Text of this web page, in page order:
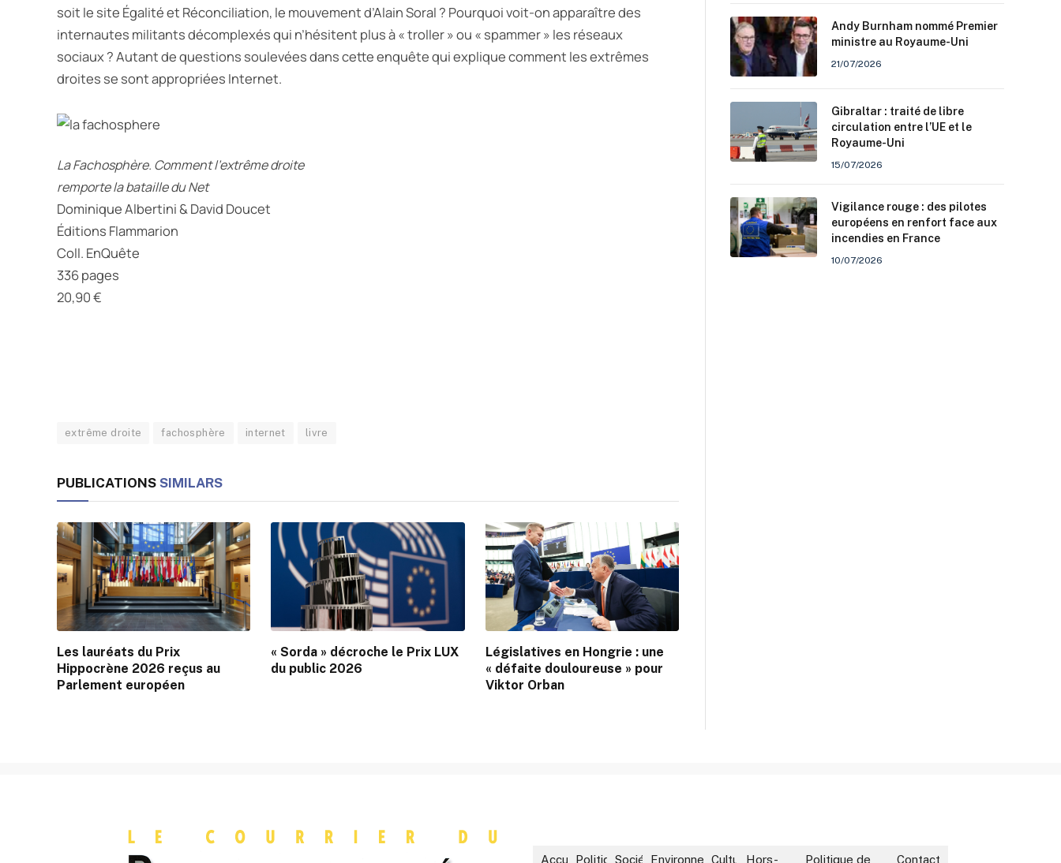
soit le site Égalité et Réconciliation, le mouvement d’Alain Soral ? Pourquoi voit-on apparaître des
internautes militants décomplexés qui n’hésitent plus à « troller » ou « spammer » les réseaux
sociaux ? Autant de questions soulevées dans cette enquête qui explique comment les extrêmes
droites se sont appropriées Internet.
La Fachosphère. Comment l’extrême droite
remporte la bataille du Net
Dominique Albertini & David Doucet
Éditions Flammarion
Coll. EnQuête
336 pages
20,90 €
extrême droite fachosphère internet livre
PUBLICATIONS SIMILARS
Les lauréats du Prix
Hippocrène 2026 reçus au
Parlement européen
« Sorda » décroche le Prix LUX
du public 2026
Législatives en Hongrie : une
« défaite douloureuse » pour
Viktor Orban
Andy Burnham nommé Premier
ministre au Royaume-Uni
21/07/2026
Gibraltar : traité de libre
circulation entre l’UE et le
Royaume-Uni
15/07/2026
Vigilance rouge : des pilotes
européens en renfort face aux
incendies en France
10/07/2026
AccueilPolitiqueSociétéEnvironnementCultureHors- Politique de Contact